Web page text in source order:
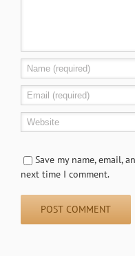
Save my name, email,
next time I comment.